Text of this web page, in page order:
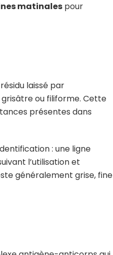
matinales pour
laissé par
ou filiforme. Cette
présentes dans
: une ligne
l’utilisation et
généralement grise, fine